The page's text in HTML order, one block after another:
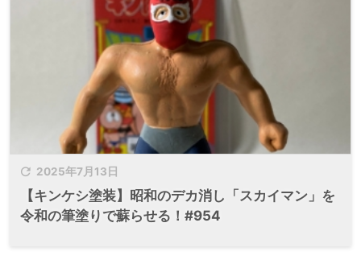
 2025年7月13日
【キンケシ塗装】昭和のデカ消し「スカイマン」を
令和の筆塗りで蘇らせる！#954